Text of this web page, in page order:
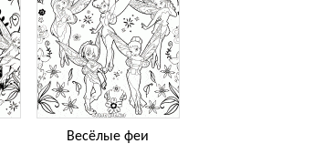
Весёлые феи